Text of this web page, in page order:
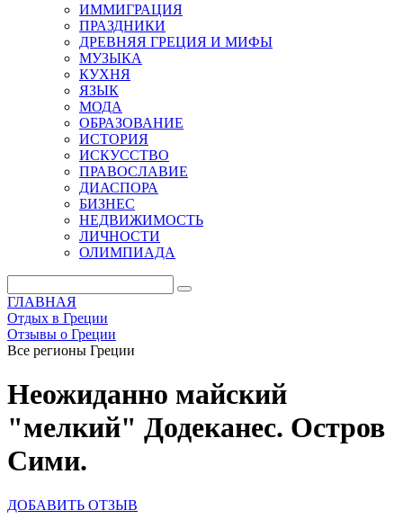
ИММИГРАЦИЯ
ПРАЗДНИКИ
ДРЕВНЯЯ ГРЕЦИЯ И МИФЫ
МУЗЫКА
КУХНЯ
ЯЗЫК
МОДА
ОБРАЗОВАНИЕ
ИСТОРИЯ
ИСКУССТВО
ПРАВОСЛАВИЕ
ДИАСПОРА
БИЗНЕС
НЕДВИЖИМОСТЬ
ЛИЧНОСТИ
ОЛИМПИАДА
ГЛАВНАЯ
Отдых в Греции
Отзывы о Греции
Все регионы Греции
Неожиданно майский
"мелкий" Додеканес. Остров
Сими.
ДОБАВИТЬ ОТЗЫВ